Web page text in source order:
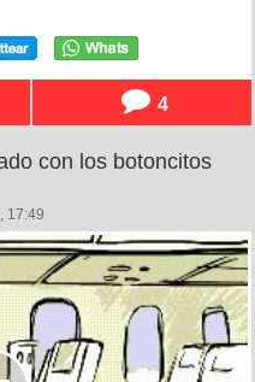
4
con los botoncitos
17:49